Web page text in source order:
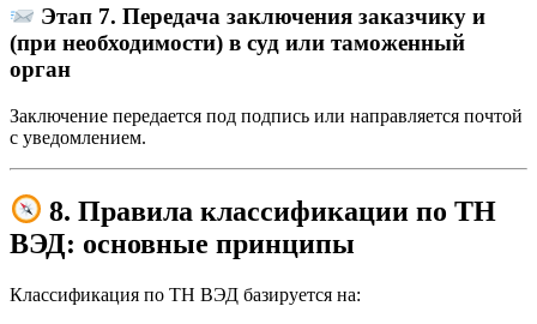
Этап 7. Передача заключения заказчику и
(при необходимости) в суд или таможенный
орган
Заключение передается под подпись или направляется почтой
с уведомлением.
8. Правила классификации по ТН
ВЭД: основные принципы
Классификация по ТН ВЭД базируется на: